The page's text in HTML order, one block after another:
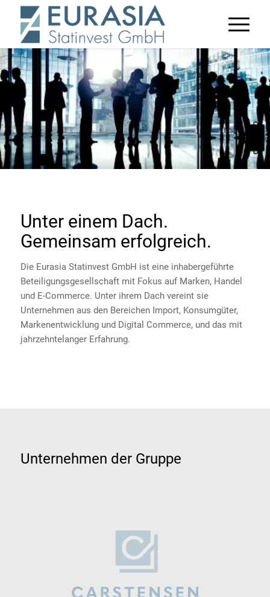
Unter einem Dach.
Gemeinsam erfolgreich.
Die Eurasia Statinvest GmbH ist eine inhabergeführte
Beteiligungsgesellschaft mit Fokus auf Marken, Handel
und E-Commerce. Unter ihrem Dach vereint sie
Unternehmen aus den Bereichen Import, Konsumgüter,
Markenentwicklung und Digital Commerce, und das mit
jahrzehntelanger Erfahrung.
Unternehmen der Gruppe